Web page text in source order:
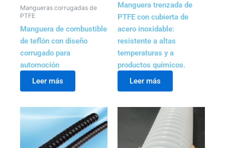
Mangueras corrugadas de
PTFE
Manguera de combustible
de teflón con diseño
corrugado para
automoción
Leer más
Manguera trenzada de
PTFE con cubierta de
acero inoxidable:
resistente a altas
temperaturas y a
productos químicos.
Leer más